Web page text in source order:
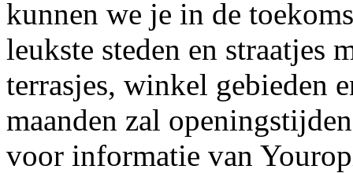
kunnen we je in de
leukste steden en straatjes
terrasjes, winkel gebieden
maanden zal
voor informatie van